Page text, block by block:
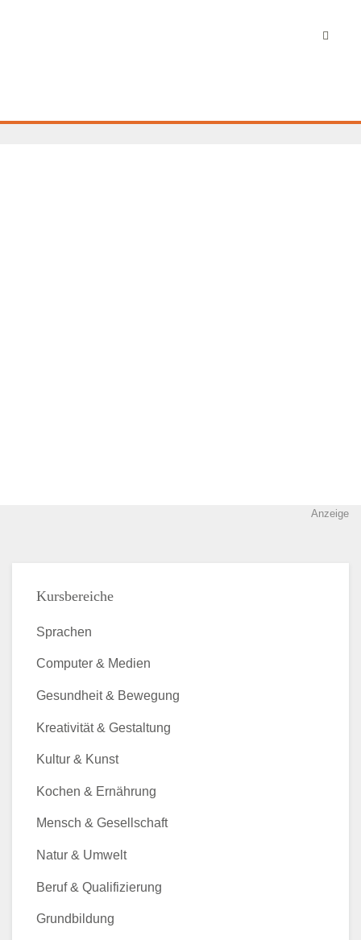
Anzeige
Kursbereiche
Sprachen
Computer & Medien
Gesundheit & Bewegung
Kreativität & Gestaltung
Kultur & Kunst
Kochen & Ernährung
Mensch & Gesellschaft
Natur & Umwelt
Beruf & Qualifizierung
Grundbildung